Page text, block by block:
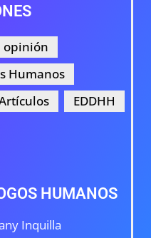
opinión
Humanos
EDDHH
HUMANOS
Inquilla